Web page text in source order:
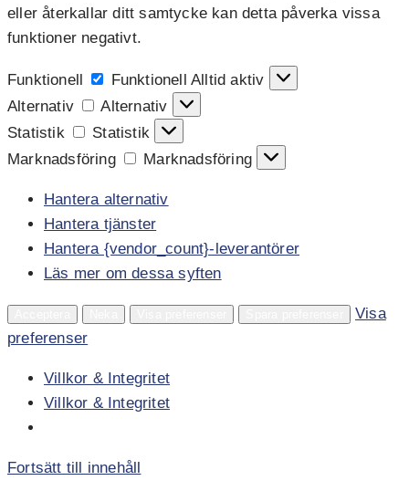
eller återkallar ditt samtycke kan detta påverka vissa
funktioner negativt.
Funktionell Funktionell
Alltid aktiv
Alternativ
Alternativ
Statistik
Statistik
Marknadsföring
Marknadsföring
Hantera alternativ
Hantera tjänster
Hantera {vendor_count}-leverantörer
Läs mer om dessa syften
Visa
preferenser
Villkor & Integritet
Villkor & Integritet
Fortsätt till innehåll